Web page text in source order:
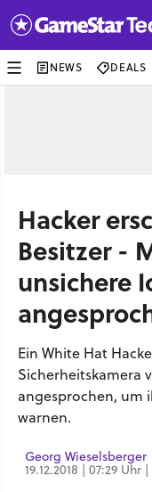
NEWS DEALS
Hacker
Besitzer -
unsichere
Ein White Hat
Sicherheitskamera
angesprochen, um
warnen.
Georg Wieselsberger
19.12.2018 | 07:29